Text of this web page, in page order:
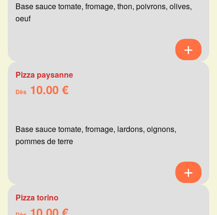
Base sauce tomate, fromage, thon, poivrons, olives,
oeuf
Pizza paysanne
Dès 10.00 €
Base sauce tomate, fromage, lardons, oignons,
pommes de terre
Pizza torino